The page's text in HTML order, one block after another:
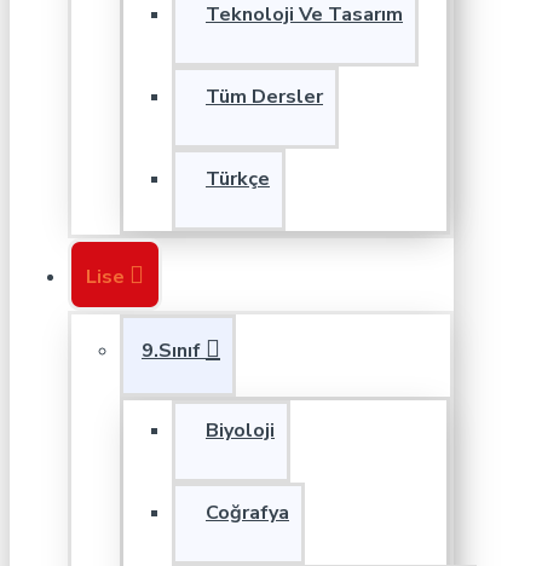
Teknoloji Ve Tasarım
Tüm Dersler
Türkçe
Lise
9.Sınıf
Biyoloji
Coğrafya